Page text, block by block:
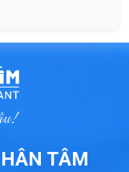
TÂM